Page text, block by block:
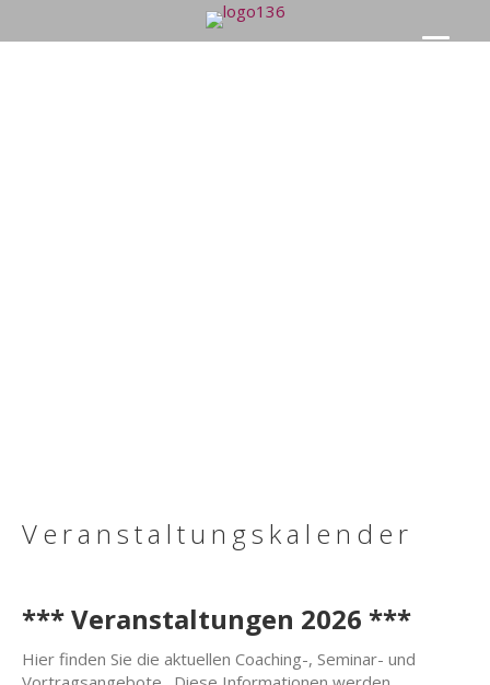
Veranstaltungskalender
*** Veranstaltungen 2026 ***
Hier finden Sie die aktuellen Coaching-, Seminar- und